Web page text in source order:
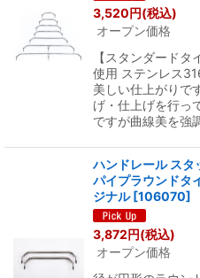
3,520円(税込)
オープン価格
【スタンダード
使用 ステンレス
美しい仕上がりで
げ・仕上げを行っ
ですが曲線美を強
ハンドレール ス
パイプラウンドタ
ジナル [106070]
3,872円(税込)
オープン価格